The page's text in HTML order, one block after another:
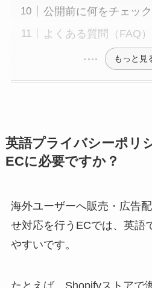
公開前に何をチェッ
よくある質問（FAQ）
もっと見
英語プライバシーポリ
ECに必要ですか？
海外ユーザーへ販売・広告
せ対応を行うECでは、英語
やすいです。
たとえば、Shopifyストアで